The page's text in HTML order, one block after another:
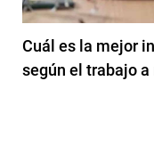
Cuál es la mejor
según el trabajo